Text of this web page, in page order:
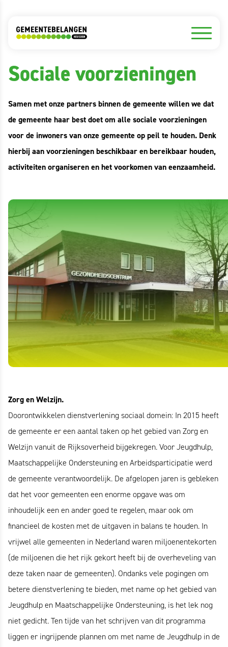
Standpunten
Sociale voorzieningen
Samen met onze partners binnen de gemeente willen we dat
de gemeente haar best doet om alle sociale voorzieningen
voor de inwoners van onze gemeente op peil te houden. Denk
hierbij aan voorzieningen beschikbaar en bereikbaar houden,
activiteiten organiseren en het voorkomen van eenzaamheid.
Zorg en Welzijn.
Doorontwikkelen dienstverlening sociaal domein: In 2015 heeft
de gemeente er een aantal taken op het gebied van Zorg en
Welzijn vanuit de Rijksoverheid bijgekregen. Voor Jeugdhulp,
Maatschappelijke Ondersteuning en Arbeidsparticipatie werd
de gemeente verantwoordelijk. De afgelopen jaren is gebleken
dat het voor gemeenten een enorme opgave was om
inhoudelijk een en ander goed te regelen, maar ook om
financieel de kosten met de uitgaven in balans te houden. In
vrijwel alle gemeenten in Nederland waren miljoenentekorten
(de miljoenen die het rijk gekort heeft bij de overheveling van
deze taken naar de gemeenten). Ondanks vele pogingen om
betere dienstverlening te bieden, met name op het gebied van
Jeugdhulp en Maatschappelijke Ondersteuning, is het lek nog
niet gedicht. Ten tijde van het schrijven van dit programma
liggen er ingrijpende plannen om met name de Jeugdhulp in de